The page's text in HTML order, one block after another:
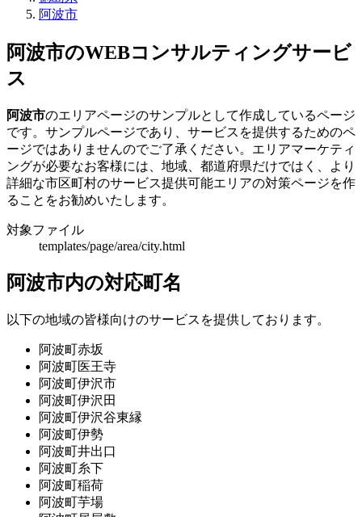
阿波市
阿波市のWEBコンサルティングサービ
ス
阿波市のエリアページのサンプルとして作成しているページ
です。サンプルページであり、サービスを提供するためのペ
ージではありませんのでご了承ください。エリアマーケティ
ングが必要なお客様には、地域、都道府県だけではく、より
詳細な市区町村のサービス提供可能エリアの対策ページを作
ることをお勧めいたします。
対象ファイル
templates/page/area/city.html
阿波市内の対応町名
以下の地域の皆様向けのサービスを提供しております。
阿波町赤坂
阿波町医王寺
阿波町伊沢市
阿波町伊沢田
阿波町伊沢谷東縁
阿波町伊勢
阿波町井出口
阿波町糸下
阿波町稲荷
阿波町芋場